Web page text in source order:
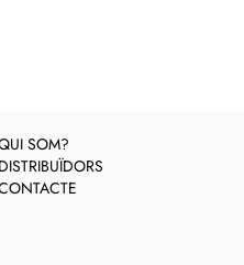
SOM?
DISTRIBUÏDORS